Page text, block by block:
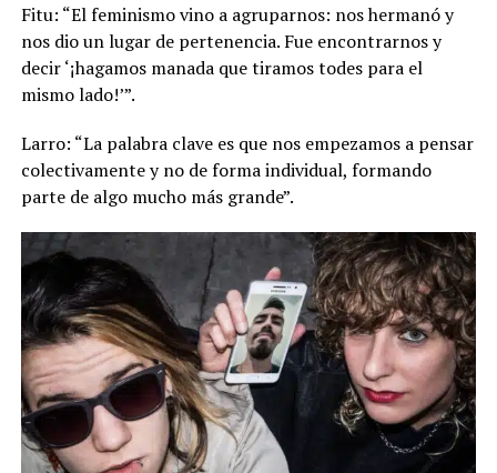
Fitu: “El feminismo vino a agruparnos: nos hermanó y
nos dio un lugar de pertenencia. Fue encontrarnos y
decir ‘¡hagamos manada que tiramos todes para el
mismo lado!’”.
Larro: “La palabra clave es que nos empezamos a pensar
colectivamente y no de forma individual, formando
parte de algo mucho más grande”.